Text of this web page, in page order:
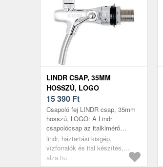
LINDR CSAP, 35MM
HOSSZÚ, LOGO
15 390 Ft
Csapoló fej LINDR csap, 35mm
hosszú, LOGO: A Lindr
csapolócsap az italkimérő
berendezés végső eleme.
Kompenzátorral van felszerelve,
ennek köszönhe...
lindr, háztartási kisgép,
vízforralók és ital készítés,
sörcsapok, tartozékok
alza.hu